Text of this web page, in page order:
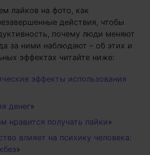
лайков на фото, как
действия, чтобы
почему люди меняют
за ними наблюдают – об этих и
эффектах читайте ниже:
эффекты использования
денег»
нравится получать лайки»
влияет на психику человека:
»